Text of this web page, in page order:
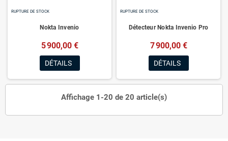
RUPTURE DE STOCK
Nokta Invenio
5 900,00 €
DÉTAILS
RUPTURE DE STOCK
Détecteur Nokta Invenio Pro
7 900,00 €
DÉTAILS
Affichage 1-20 de 20 article(s)